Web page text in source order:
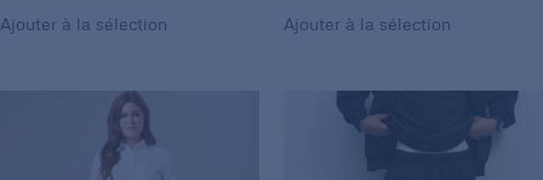
Ajouter à la sélection Ajouter à la sélection